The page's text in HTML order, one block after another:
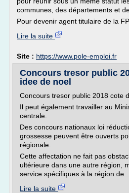
communes, des départements et
Pour devenir agent titulaire de la
Lire la suite
Site : https://www.pole-emploi.fr
Concours tresor public
idee de noel
Concours tresor public 2018 cote
Il peut également travailler au
centrale.
Des concours nationaux loi
grossesse peuvent être ouverts
régionale.
Cette affectation ne fait pas
ultérieure dans une autre région,
service spécifiques à la région de...
Lire la suite